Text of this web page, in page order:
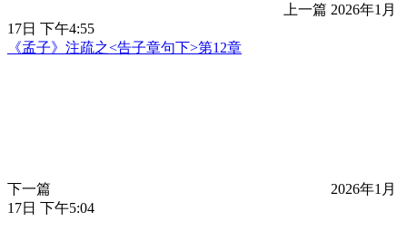
上一篇 2026年1月
17日 下午4:55
《孟子》注疏之<告子章句下>第12章
下一篇
2026年1月
17日 下午5:04